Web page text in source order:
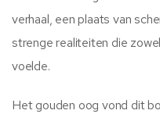
verhaal, een plaats van
strenge realiteiten die
voelde.
Het gouden oog vond dit